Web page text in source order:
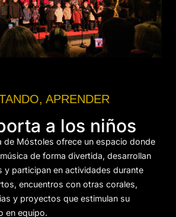
APRENDER
a los niños
de Móstoles ofrece un espacio donde
de forma divertida, desarrollan
y participan en actividades durante
encuentros con otras corales,
y proyectos que estimulan su
en equipo.